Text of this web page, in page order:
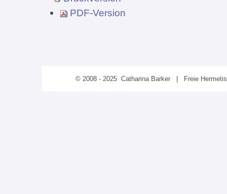
PDF-Version
© 2008 - 2025 Catharina Barker | Freie